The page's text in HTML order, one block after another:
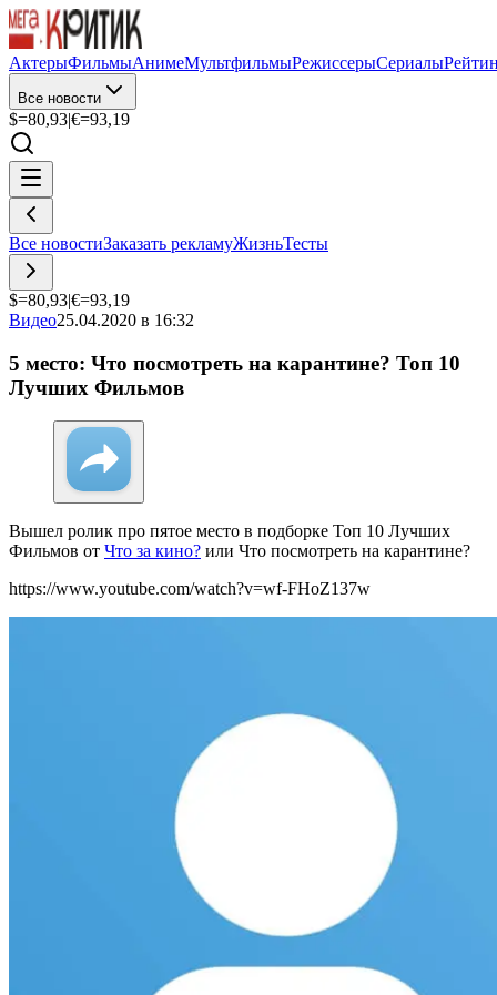
АктерыФильмыАнимеМультфильмыРежиссерыСериалы
Все новости
$=80,93|€=93,19
Все новостиЗаказать рекламуЖизньТесты
$=80,93|€=93,19
Видео25.04.2020 в 16:32
5 место: Что посмотреть на карантине? Топ 10
Лучших Фильмов
Вышел ролик про пятое место в подборке Топ 10 Лучших
Фильмов от Что за кино? или Что посмотреть на карантине?
https://www.youtube.com/watch?v=wf-FHoZ137w